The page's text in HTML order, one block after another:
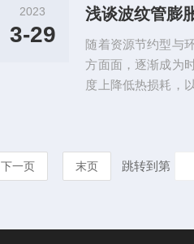
空设备连接，在运
2023
3-29
浅谈波纹管膨
随着资源节约型与
方面面，逐渐成为
度上降低热损耗，
致可以分为两类，
下一页 末页 跳转到第